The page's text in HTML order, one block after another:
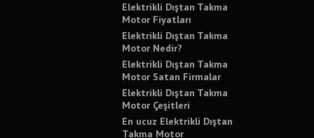
Elektrikli Dıştan Takma
Motor Fiyatları
Elektrikli Dıştan Takma
Motor Nedir?
Elektrikli Dıştan Takma
Motor Satan Firmalar
Elektrikli Dıştan Takma
Motor Çeşitleri
En ucuz Elektrikli Dıştan
Takma Motor